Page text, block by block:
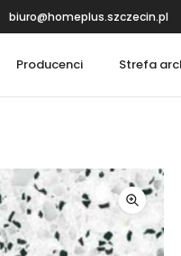
biuro@homeplus.szczecin.pl
Kamień naturalny
Lastrico
Producenci Strefa